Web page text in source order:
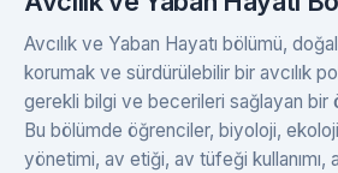
Avcılık ve Yaban Hayatı bölümü, doğal
korumak ve sürdürülebilir bir avcılık
gerekli bilgi ve becerileri sağlayan bir
Bu bölümde öğrenciler, biyoloji,
yönetimi, av etiği, av tüfeği kullanımı,